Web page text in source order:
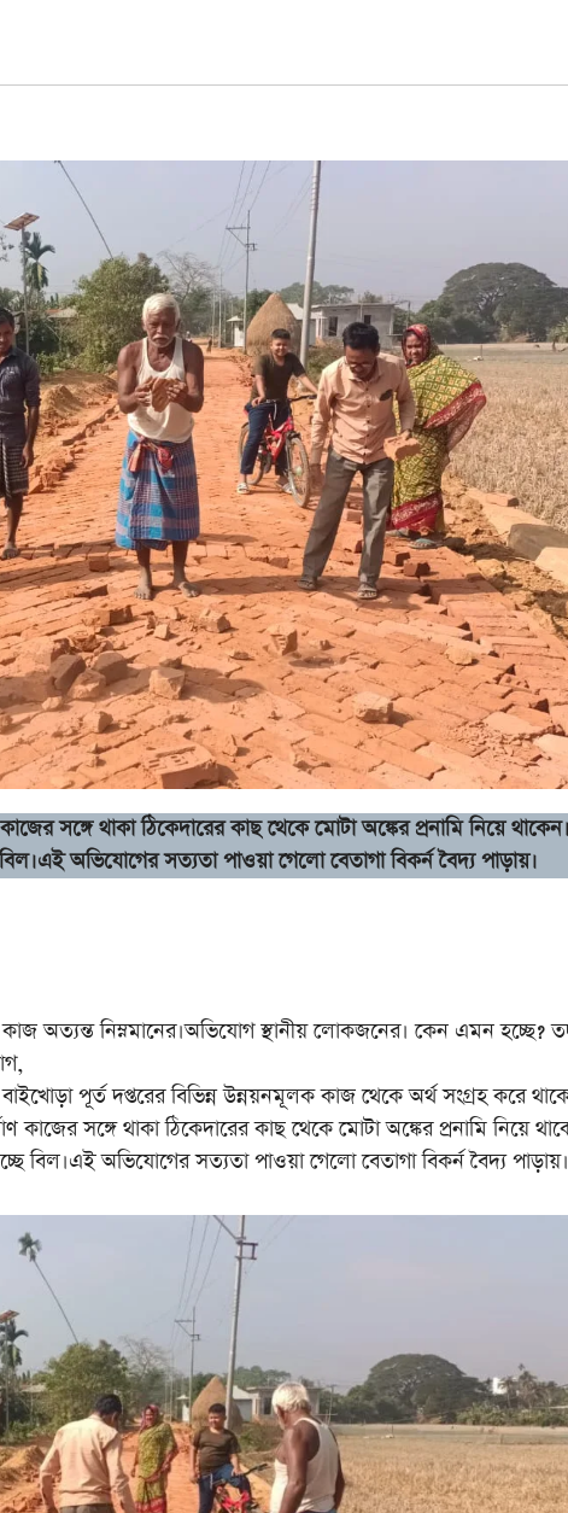
সঙ্গে থাকা ঠিকেদারের কাছ থেকে মোটা অঙ্কের প্রনামি নিয়ে
অভিযোগের সত্যতা পাওয়া গেলো বেতাগা বিকর্ন বৈদ্য পাড়ায়।
অত্যন্ত নিম্নমানের।অভিযোগ স্থানীয় লোকজনের। কেন এমন হচ্ছে?
পূর্ত দপ্তরের বিভিন্ন উন্নয়নমূলক কাজ থেকে অর্থ সংগ্রহ করে
সঙ্গে থাকা ঠিকেদারের কাছ থেকে মোটা অঙ্কের প্রনামি নিয়ে
বিল।এই অভিযোগের সত্যতা পাওয়া গেলো বেতাগা বিকর্ন বৈদ্য পাড়ায়।